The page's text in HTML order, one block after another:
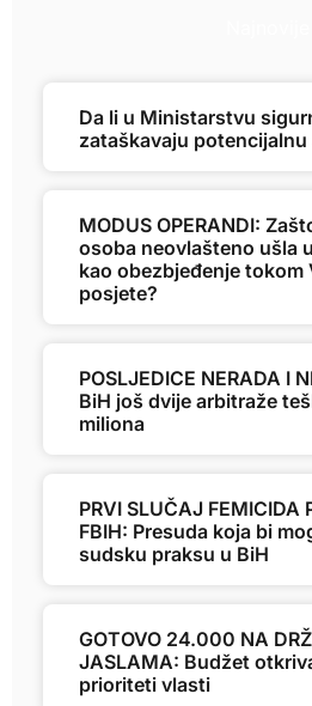
Da li u Ministarstvu
zataškavaju potencijalnu
MODUS OPERANDI:
osoba neovlašteno ušla
kao obezbjeđenje tokom
posjete?
POSLJEDICE NERADA I
BiH još dvije arbitraže
miliona
PRVI SLUČAJ FEMICIDA
FBIH: Presuda koja bi
sudsku praksu u BiH
GOTOVO 24.000 NA
JASLAMA: Budžet
prioriteti vlasti